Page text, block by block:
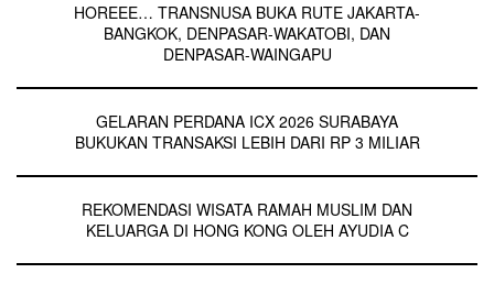
HOREEE… TRANSNUSA BUKA RUTE JAKARTA-
BANGKOK, DENPASAR-WAKATOBI, DAN
DENPASAR-WAINGAPU
GELARAN PERDANA ICX 2026 SURABAYA
BUKUKAN TRANSAKSI LEBIH DARI RP 3 MILIAR
REKOMENDASI WISATA RAMAH MUSLIM DAN
KELUARGA DI HONG KONG OLEH AYUDIA C